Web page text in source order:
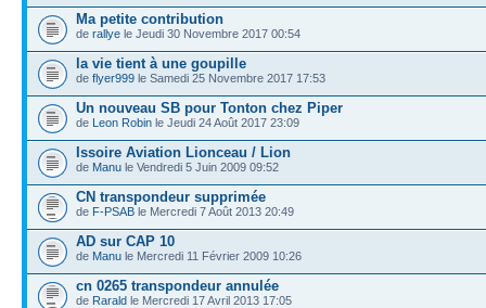
Ma petite contribution
de rallye le Jeudi 30 Novembre 2017 00:54
la vie tient à une goupille
de flyer999 le Samedi 25 Novembre 2017 17:53
Un nouveau SB pour Tonton chez Piper
de Leon Robin le Jeudi 24 Août 2017 23:09
Issoire Aviation Lionceau / Lion
de Manu le Vendredi 5 Juin 2009 09:52
CN transpondeur supprimée
de F-PSAB le Mercredi 7 Août 2013 20:49
AD sur CAP 10
de Manu le Mercredi 11 Février 2009 10:26
cn 0265 transpondeur annulée
de Rarald le Mercredi 17 Avril 2013 17:05